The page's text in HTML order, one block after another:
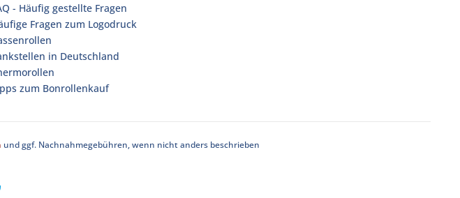
- Häufig gestellte Fragen
Fragen zum Logodruck
in Deutschland
zum Bonrollenkauf
und ggf. Nachnahmegebühren, wenn nicht anders beschrieben